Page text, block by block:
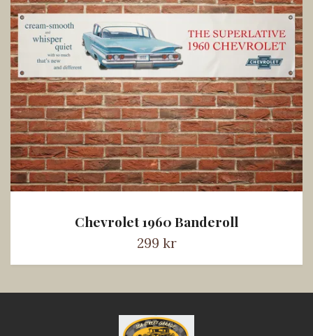
Chevrolet 1960 Banderoll
299 kr